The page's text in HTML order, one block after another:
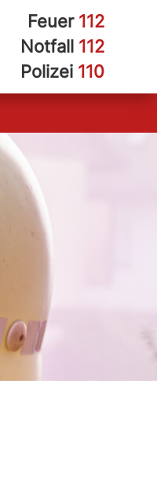
Feuer 112
Notfall 112
Polizei 110